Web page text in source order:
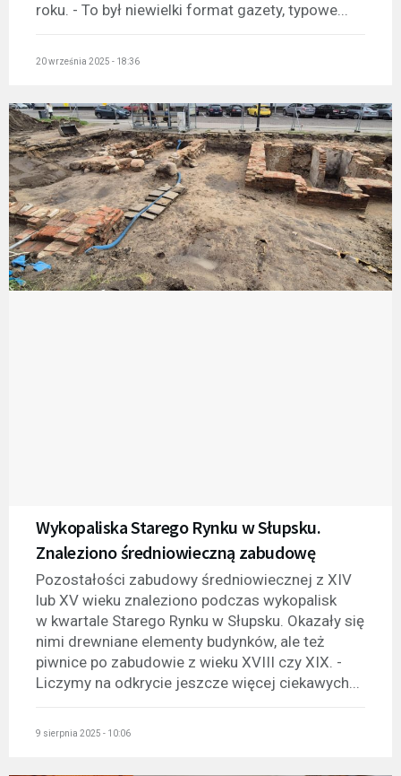
roku. - To był niewielki format gazety, typowe...
20 września 2025 - 18:36
Wykopaliska Starego Rynku w Słupsku.
Znaleziono średniowieczną zabudowę
Pozostałości zabudowy średniowiecznej z XIV
lub XV wieku znaleziono podczas wykopalisk
w kwartale Starego Rynku w Słupsku. Okazały się
nimi drewniane elementy budynków, ale też
piwnice po zabudowie z wieku XVIII czy XIX. -
Liczymy na odkrycie jeszcze więcej ciekawych...
9 sierpnia 2025 - 10:06